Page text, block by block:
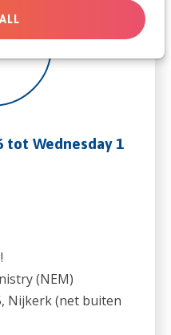
tot Wednesday 1
(NEM)
Nijkerk (net buiten